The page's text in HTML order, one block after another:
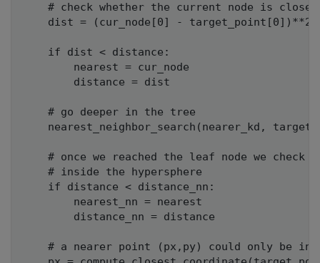
    # check whether the current node is closer
dist = (cur_node[0] - target_point[0])**2
    if dist < distance:
        nearest = cur_node
        distance = dist
    # go deeper in the tree
nearest_neighbor_search(nearer_kd,
# once we reached the leaf node we check
    # inside the hypersphere
    if distance < distance_nn:
        nearest_nn = nearest
        distance_nn = distance
# a nearer point (px,py) could only be in